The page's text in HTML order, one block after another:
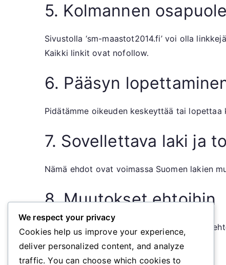
5. Kolmannen
Sivustolla ‘sm-maastot2014.fi’ voi olla
Kaikki linkit ovat nofollow.
6. Pääsyn
Pidätämme oikeuden keskeyttää tai
7. Sovellettava laki ja
Nämä ehdot ovat voimassa Suomen lakien
8. Muutokset ehtoihin
Pidätämme oikeuden muuttaa näitä
9. Yhteystiedot
We respect your privacy
Cookies help us improve your experience,
deliver personalized content, and analyze
traffic. You can choose which cookies to